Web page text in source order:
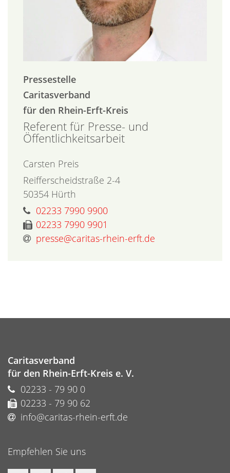
Pressestelle
Caritasverband
für den Rhein-Erft-Kreis
Referent für Presse- und
Öffentlichkeitsarbeit
Carsten Preis
Reifferscheidstraße 2-4
50354 Hürth
02233 7990 9900
02233 7990 9901
presse@caritas-rhein-erft.de
Caritasverband
für den Rhein-Erft-Kreis e. V.
02233 - 79 90 0
02233 - 79 90 62
info@caritas-rhein-erft.de
Empfehlen Sie uns